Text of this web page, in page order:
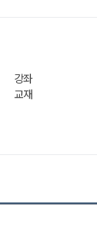
강좌
교재